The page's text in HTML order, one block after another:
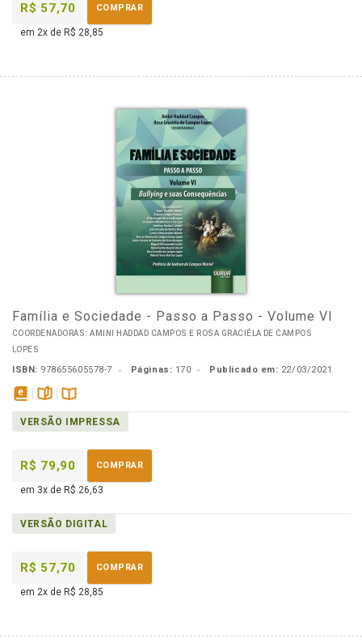
R$ 57,70 COMPRAR
em 2x de R$ 28,85
Família e Sociedade - Passo a Passo - Volume VI
COORDENADORAS: AMINI HADDAD CAMPOS E ROSA GRACIÉLA DE CAMPOS
LOPES
ISBN: 978655605578-7 Páginas: 170 Publicado em: 22/03/2021
disponível
em
páginasDisponível
na
VERSÃO IMPRESSA
R$ 79,90 COMPRAR
em 3x de R$ 26,63
VERSÃO DIGITAL
R$ 57,70 COMPRAR
em 2x de R$ 28,85